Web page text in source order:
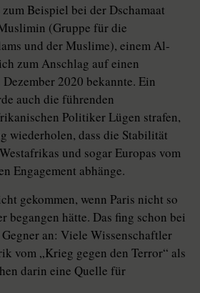
Beispiel bei der Dschamaat
(Gruppe für die
und der Muslime), einem Al-
zum Anschlag auf einen
2020 bekannte. Ein
auch die führenden
Politiker Lügen strafen,
wiederholen, dass die Stabilität
und sogar Europas vom
Engagement abhänge.
gekommen, wenn Paris nicht so
begangen hätte. Das fing schon bei
an: Viele Wissenschaftler
vom „Krieg gegen den Terror“ als
darin eine Quelle für